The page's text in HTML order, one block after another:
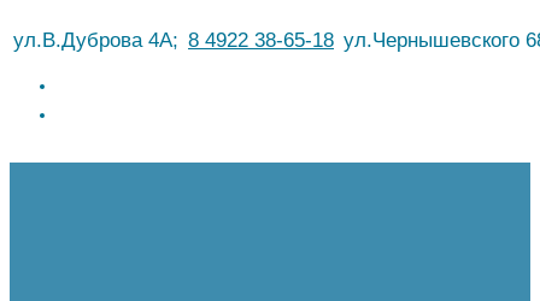
кул.В.Дуброва 4А; 8 4922 38-65-18 ул.Чернышевского